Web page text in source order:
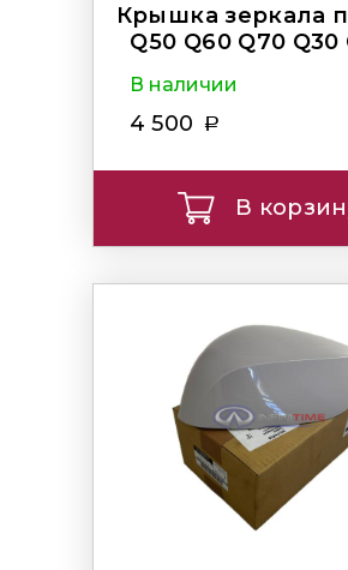
Крышка зеркала
Q50 Q60 Q70 Q30
В наличии
4 500
В